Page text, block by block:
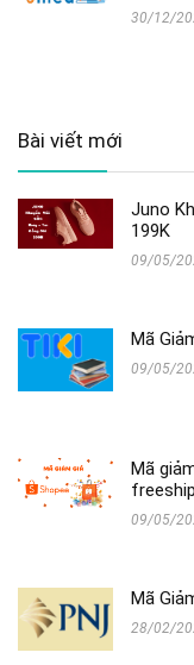
30/12/
Bài viết mới
Juno
199K
09/05/
Mã
09/05/
Mã
09/05/
Mã
28/02/